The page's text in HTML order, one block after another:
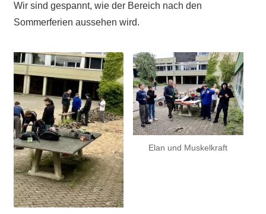
Wir sind gespannt, wie der Bereich nach den
Sommerferien aussehen wird.
Elan und Muskelkraft